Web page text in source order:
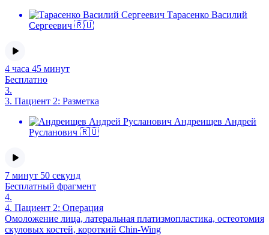
Тарасенко Василий
Сергеевич 🇷🇺
4 часа 45 минут
Бесплатно
3.
3. Пациент 2: Разметка
Андреищев Андрей
Русланович 🇷🇺
7 минут 50 секунд
Бесплатный фрагмент
4.
4. Пациент 2: Операция
Омоложение лица, латеральная платизмопластика, остеотомия
скуловых костей, короткий Chin-Wing